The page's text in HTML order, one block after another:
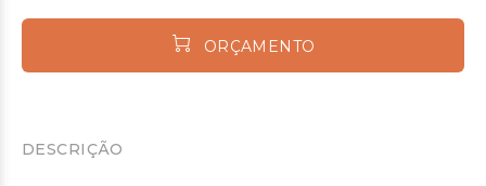
ORÇAMENTO
DESCRIÇÃO